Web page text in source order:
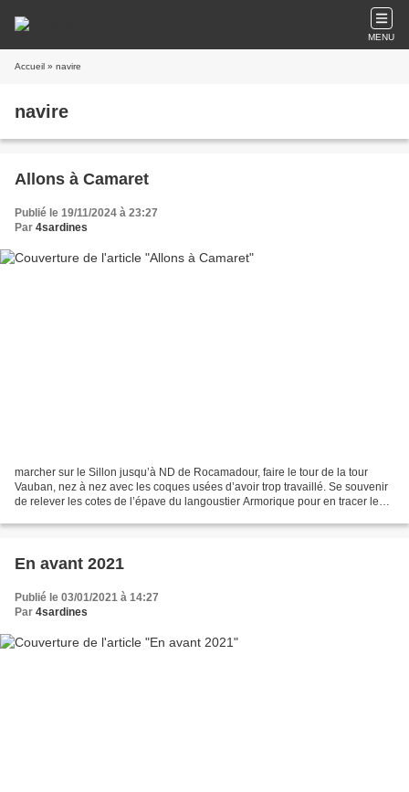
MENU
Accueil » navire
navire
Allons à Camaret
Publié le 19/11/2024 à 23:27
Par 4sardines
marcher sur le Sillon jusqu’à ND de Rocamadour, faire le tour de la tour
Vauban, nez à nez avec les coques usées d’avoir trop travaillé. Se souvenir
de relever les cotes de l’épave du langoustier Armorique pour en tracer les
En avant 2021
Publié le 03/01/2021 à 14:27
Par 4sardines